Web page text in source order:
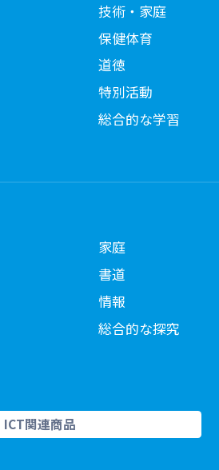
技術・家庭
保健体育
道徳
特別活動
総合的な学習
家庭
書道
情報
総合的な探究
ICT関連商品